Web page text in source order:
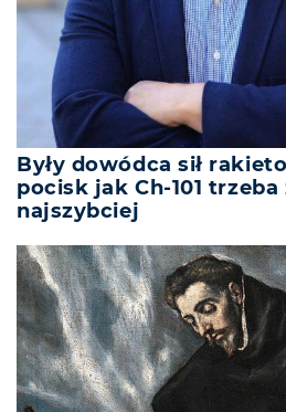
Były dowódca sił
pocisk jak Ch-101
najszybciej